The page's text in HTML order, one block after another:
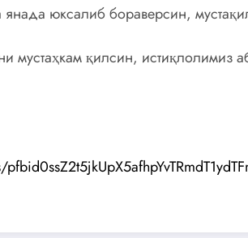
янада юксалиб бораверсин,
қилсин, истиқлолимиз